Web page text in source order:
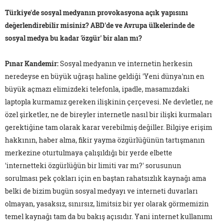
Türkiye'de sosyal medyanın provokasyona açık yapısını
değerlendirebilir misiniz? ABD'de ve Avrupa ülkelerinde de
sosyal medya bu kadar 'özgür' bir alan mı?
Pınar Kandemir:Sosyal medyanın ve internetin herkesin
neredeyse en büyük uğraşı haline geldiği 'Yeni dünya'nın en
büyük açmazı elimizdeki telefonla, ipadle, masamızdaki
laptopla kurmamız gereken ilişkinin çerçevesi. Ne devletler, ne
özel şirketler, ne de bireyler internetle nasıl bir ilişki kurmaları
gerektiğine tam olarak karar verebilmiş değiller. Bilgiye erişim
hakkının, haber alma, fikir yayma özgürlüğünün tartışmanın
merkezine oturtulmaya çalışıldığı bir yerde elbette
'internetteki özgürlüğün bir limiti var mı?' sorusunun
sorulması pek çokları için en baştan rahatsızlık kaynağı ama
belki de bizim bugün sosyal medyayı ve interneti duvarları
olmayan, yasaksız, sınırsız, limitsiz bir yer olarak görmemizin
temel kaynağı tam da bu bakış açısıdır. Yani internet kullanımı